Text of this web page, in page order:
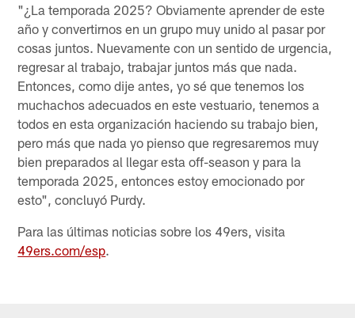
"¿La temporada 2025? Obviamente aprender de este
año y convertirnos en un grupo muy unido al pasar por
cosas juntos. Nuevamente con un sentido de urgencia,
regresar al trabajo, trabajar juntos más que nada.
Entonces, como dije antes, yo sé que tenemos los
muchachos adecuados en este vestuario, tenemos a
todos en esta organización haciendo su trabajo bien,
pero más que nada yo pienso que regresaremos muy
bien preparados al llegar esta off-season y para la
temporada 2025, entonces estoy emocionado por
esto", concluyó Purdy.
Para las últimas noticias sobre los 49ers, visita
49ers.com/esp.